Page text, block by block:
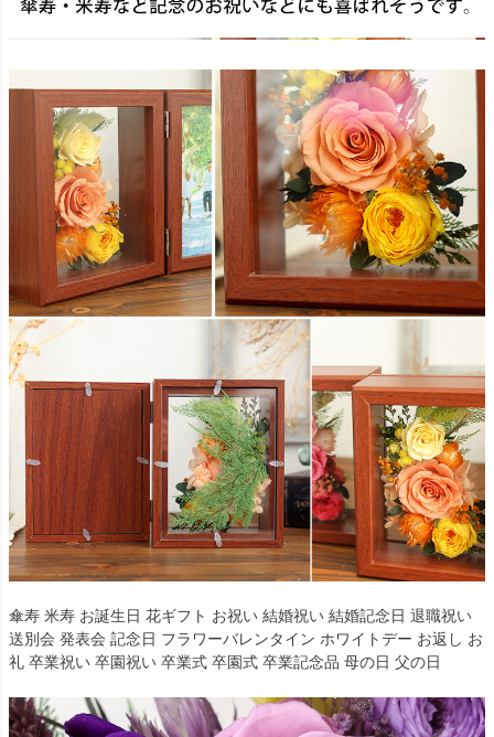
傘寿 米寿 お誕生日 花ギフト お祝い 結婚祝い 結婚記念日 退職祝い
送別会 発表会 記念日 フラワーバレンタイン ホワイトデー お返し お
礼 卒業祝い 卒園祝い 卒業式 卒園式 卒業記念品 母の日 父の日